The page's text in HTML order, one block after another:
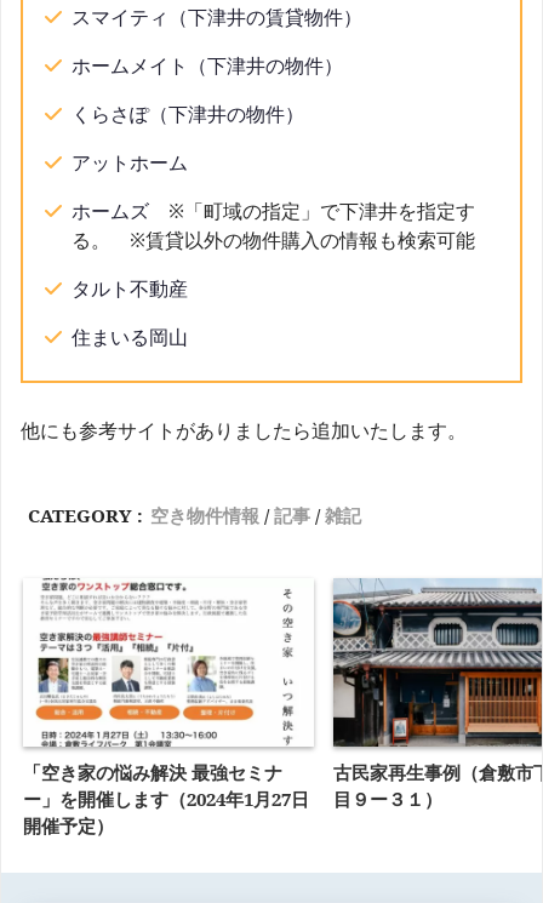
スマイティ（下津井の賃貸物件）
ホームメイト（下津井の物件）
くらさぽ（下津井の物件）
アットホーム
ホームズ ※「町域の指定」で下津井を指定す
る。 ※賃貸以外の物件購入の情報も検索可能
タルト不動産
住まいる岡山
他にも参考サイトがありましたら追加いたします。
CATEGORY : 空き物件情報 記事 雑記
「空き家の悩み解決 最強セミナ
ー」を開催します（2024年1月27日
開催予定）
古民家再生事例（倉敷市
目９ー３１）